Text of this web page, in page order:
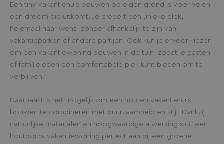
Een tiny vakantiehuis bouwen op eigen grond is voor velen
een droom die uitkomt. Je creëert een unieke plek,
helemaal naar wens, zonder afhankelijk te zijn van
vakantieparken of andere partijen. Ook kun je ervoor kiezen
om een vakantiewoning bouwen in de tuin, zodat je gasten
of familieleden een comfortabele plek kunt bieden om te
verblijven.
Daarnaast is het mogelijk om een houten vakantiehuis
bouwen te combineren met duurzaamheid en stijl. Dankzij
natuurlijke materialen en hoogwaardige afwerking sluit een
houtbouw vakantiewoning perfect aan bij een groene